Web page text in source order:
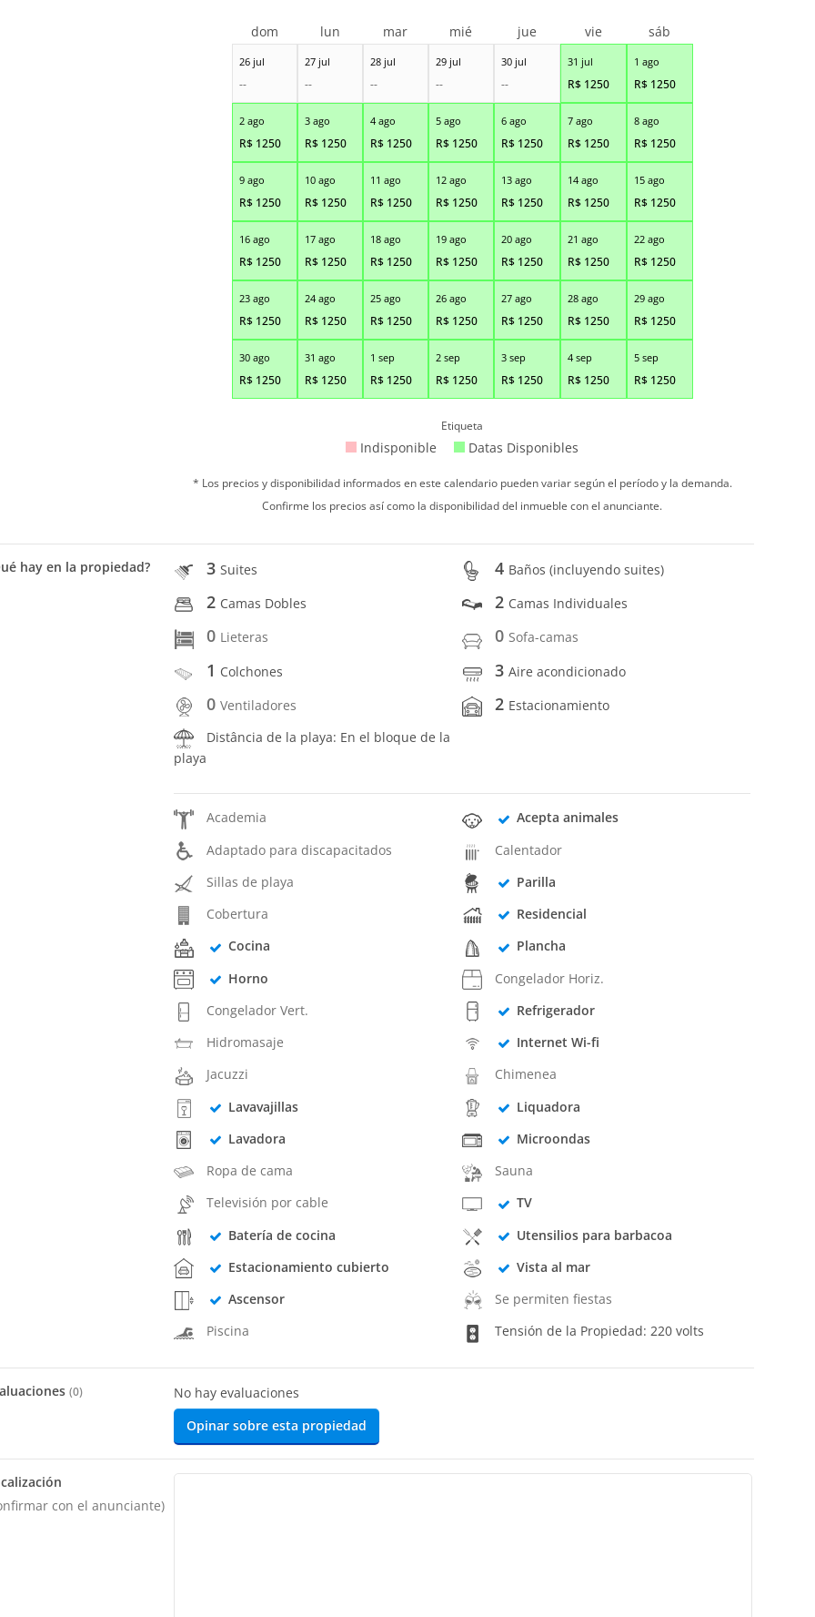
26 jul
--
27 jul
--
28 jul
--
29 jul
--
30 jul
--
31 jul
R$ 1250
1 ago
R$ 1250
2 ago
R$ 1250
3 ago
R$ 1250
4 ago
R$ 1250
5 ago
R$ 1250
6 ago
R$ 1250
7 ago
R$ 1250
8 ago
R$ 1250
9 ago
R$ 1250
10 ago
R$ 1250
11 ago
R$ 1250
12 ago
R$ 1250
13 ago
R$ 1250
14 ago
R$ 1250
15 ago
R$ 1250
16 ago
R$ 1250
17 ago
R$ 1250
18 ago
R$ 1250
19 ago
R$ 1250
20 ago
R$ 1250
21 ago
R$ 1250
22 ago
R$ 1250
23 ago
R$ 1250
24 ago
R$ 1250
25 ago
R$ 1250
26 ago
R$ 1250
27 ago
R$ 1250
28 ago
R$ 1250
29 ago
R$ 1250
30 ago
R$ 1250
31 ago
R$ 1250
1 sep
R$ 1250
2 sep
R$ 1250
3 sep
R$ 1250
4 sep
R$ 1250
5 sep
R$ 1250
dom lun mar mié jue vie sáb
Etiqueta
Indisponible Datas Disponibles
* Los precios y disponibilidad informados en este calendario pueden variar según el período y la demanda.
Confirme los precios así como la disponibilidad del inmueble con el anunciante.
hay en la propiedad? 3Suites 4 Baños (incluyendo suites)
2 Camas Dobles 2 Camas Individuales
0 Lieteras 0 Sofa-camas
1 Colchones 3Aire acondicionado
0Ventiladores 2 Estacionamiento
Distância de la playa: En el bloque de la
playa
Academia
Acepta animales
Adaptado para discapacitados
Calentador
Sillas de playa
Parilla
Cobertura
Residencial
Cocina
Plancha
Horno
Congelador Horiz.
Congelador Vert.
Refrigerador
Hidromasaje
Internet Wi-fi
Jacuzzi
Chimenea
Lavavajillas
Liquadora
Lavadora
Microondas
Ropa de cama
Sauna
Televisión por cable
TV
Batería de cocina
Utensilios para barbacoa
Estacionamiento cubierto
Vista al mar
Ascensor
Se permiten fiestas
Piscina
Tensión de la Propiedad: 220 volts
(0)
No hay evaluaciones
Opinar sobre esta propiedad
con el anunciante)